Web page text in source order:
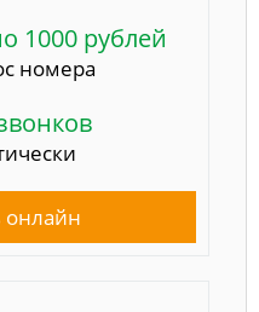
1000 рублей
номера